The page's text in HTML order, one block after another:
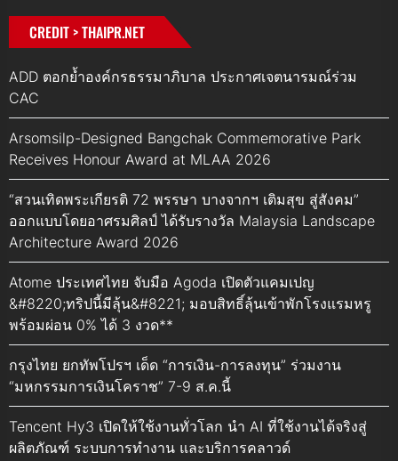
CREDIT > THAIPR.NET
ADD ตอกย้ำองค์กรธรรมาภิบาล ประกาศเจตนารมณ์ร่วม
CAC
Arsomsilp-Designed Bangchak Commemorative Park
Receives Honour Award at MLAA 2026
“สวนเทิดพระเกียรติ 72 พรรษา บางจากฯ เติมสุข สู่สังคม”
ออกแบบโดยอาศรมศิลป์ ได้รับรางวัล Malaysia Landscape
Architecture Award 2026
Atome ประเทศไทย จับมือ Agoda เปิดตัวแคมเปญ
&#8220;ทริปนี้มีลุ้น&#8221; มอบสิทธิ์ลุ้นเข้าพักโรงแรมหรู
พร้อมผ่อน 0% ได้ 3 งวด**
กรุงไทย ยกทัพโปรฯ เด็ด “การเงิน-การลงทุน” ร่วมงาน
“มหกรรมการเงินโคราช” 7-9 ส.ค.นี้
Tencent Hy3 เปิดให้ใช้งานทั่วโลก นำ AI ที่ใช้งานได้จริงสู่
ผลิตภัณฑ์ ระบบการทำงาน และบริการคลาวด์